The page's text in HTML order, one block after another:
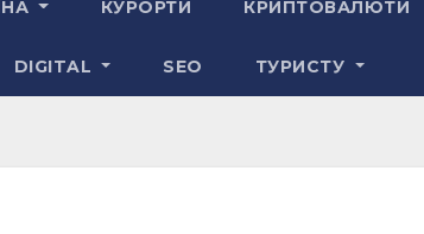
КУРОРТИ КРИПТОВАЛЮТИ
DIGITAL SEO ТУРИСТУ